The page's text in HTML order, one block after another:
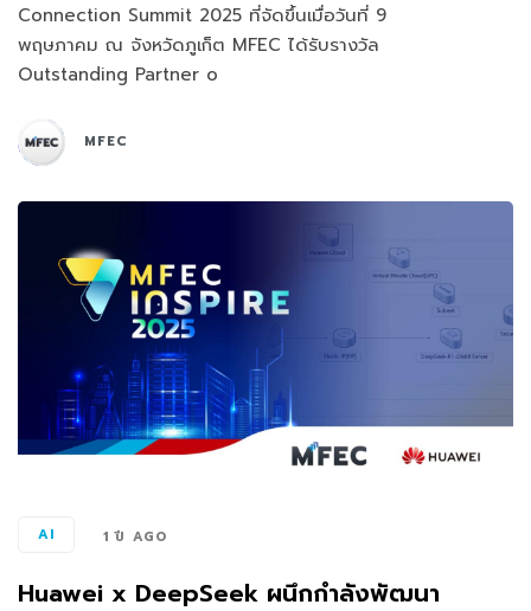
Connection Summit 2025 ที่จัดขึ้นเมื่อวันที่ 9
พฤษภาคม ณ จังหวัดภูเก็ต MFEC ได้รับรางวัล
Outstanding Partner o
MFEC
AI 1 ปี AGO
Huawei x DeepSeek ผนึกกำลังพัฒนา